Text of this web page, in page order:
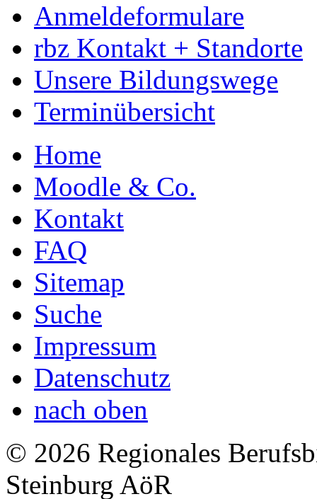
Anmeldeformulare
rbz Kontakt + Standorte
Unsere Bildungswege
Terminübersicht
Home
Moodle & Co.
Kontakt
FAQ
Sitemap
Suche
Impressum
Datenschutz
nach oben
© 2026 Regionales
Steinburg AöR